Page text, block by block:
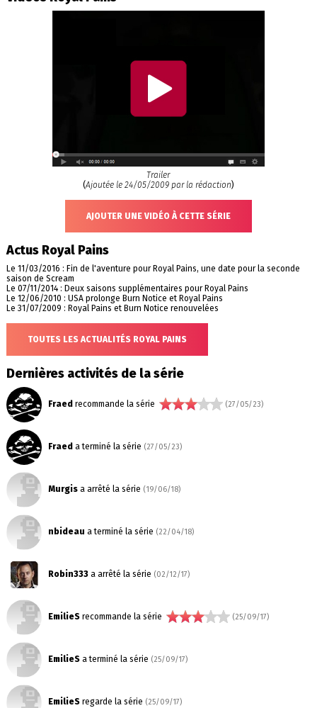
Trailer
(Ajoutée le 24/05/2009 par la rédaction)
AJOUTER UNE VIDÉO À CETTE SÉRIE
Actus Royal Pains
Le 11/03/2016 : Fin de l'aventure pour Royal Pains, une date pour la seconde
saison de Scream
Le 07/11/2014 : Deux saisons supplémentaires pour Royal Pains
Le 12/06/2010 : USA prolonge Burn Notice et Royal Pains
Le 31/07/2009 : Royal Pains et Burn Notice renouvelées
TOUTES LES ACTUALITÉS ROYAL PAINS
Dernières activités de la série
Fraed recommande la série (27/05/23)
Fraed a terminé la série (27/05/23)
Murgisa arrêté la série (19/06/18)
nbideau a terminé la série (22/04/18)
Robin333a arrêté la série (02/12/17)
EmilieSrecommande la série (25/09/17)
EmilieSa terminé la série (25/09/17)
EmilieSregarde la série (25/09/17)